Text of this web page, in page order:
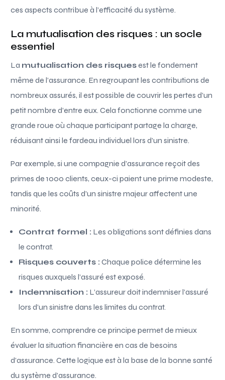
ces aspects contribue à l’efficacité du système.
La mutualisation des risques : un socle
essentiel
La mutualisation des risquesest le fondement
même de l’assurance. En regroupant les contributions de
nombreux assurés, il est possible de couvrir les pertes d’un
petit nombre d’entre eux. Cela fonctionne comme une
grande roue où chaque participant partage la charge,
réduisant ainsi le fardeau individuel lors d’un sinistre.
Par exemple, si une compagnie d’assurance reçoit des
primes de 1000 clients, ceux-ci paient une prime modeste,
tandis que les coûts d’un sinistre majeur affectent une
minorité.
Contrat formel : Les obligations sont définies dans
le contrat.
Risques couverts : Chaque police détermine les
risques auxquels l’assuré est exposé.
Indemnisation : L’assureur doit indemniser l’assuré
lors d’un sinistre dans les limites du contrat.
En somme, comprendre ce principe permet de mieux
évaluer la situation financière en cas de besoins
d’assurance. Cette logique est à la base de la bonne santé
du système d’assurance.